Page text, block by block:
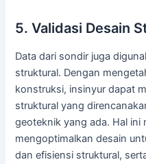
5. Validasi Desain
Data dari sondir juga
struktural. Dengan
konstruksi, insinyur dapat
struktural yang
geoteknik yang ada. Hal ini
mengoptimalkan desain
dan efisiensi struktural,